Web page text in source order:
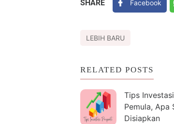
SHARE Facebook
LEBIH BARU
RELATED POSTS
Tips
Pemula, Apa
Disiapkan